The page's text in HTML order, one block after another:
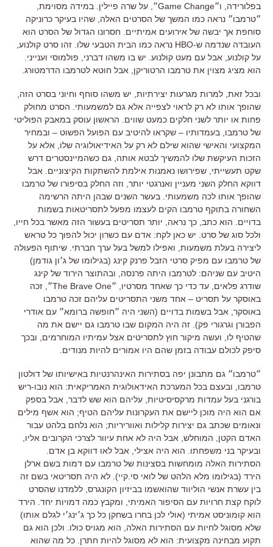
בפלורידה, ו״Game Change״, על שרה פיילין. במידה מסוימת,
״טרמבו״ נראה כמו המשך של הסרטים האלה, שהיו בעיקר כרוניקה
סוחפת אך יבשה של אירועים אמיתיים. חסרונו הגדול של הסרט הוא
העובדה שנדמה ש-HBO נראה כמו הבית הטבעי שלו. זהו סרט קולנוע,
על קולנוע, אבל עם מעט קולנוע. יש בו משהו דברני, פולמוסי וענייני.
הוא מציג מצוין את טרמבו הרטוריקן, אבל חוטא לטרמבו הדרמטורג.
ובכל זאת, למרות מגרעות יצירתיות, יש משהו סוחף וחיוני בסרט הזה,
שהופך אותו לא רק לראוי לצפייה אלא גם למשמעותי. הסרט מחולק
פחות או יותר לשני חלקים כמעט שווים. הראשון עוסק במאבק הפוליטי
של טרמבו, בעמדותיו – שקראו להיטיב עם הפועל הפשוט – ובמחיר
המקצועי והאישי שהוא שילם לא רק על האידיאולוגיה שלו, אלא על
הזכות העיקשת שלו להמשיך לבטא אותה, גם כשהמיינסטרים דרש
שקט תעשייתי, שפירושו נאמנות אילמת להשתקות הקיצוניים. אבל
דווקא החלק השני מעניין ואנרגטי יותר, וזה החלק בסיפורו של טרמבו
שהופך אותו לכה משמעותי. בעשר השנים שבהן היתה הרשימה
השחורה בתוקף טרמבו הקים לעצמו מפעל לתסריטאות בשמות
בדויים. הוא כתב, כך נראה, יותר תסריטים בעשור הזה מאשר בכל חייו,
ולכל סוג של סרט. יש כאן לקח: אדם עם כשרון יכול להפוך כל טראש
ליצירה בעלת משמעות, ואפילו למשל בעל ערך חברתי. שיתוף הפעולה
של טרמבו עם מפיק סרטי הזבל פרנק קינג (בגילומו של ג׳ון גודמן)
היטיב עם שניהם: לטרמבו היתה פרנסה, ובהתוצר הירוד של קינג
שודרג פלאים, עד כדי כך שאחד מסרטיו, ״The Brave One״, זכה
באוסקר על תסריט – אחד משני התסריטים עליהם זכה טרמבו
באוסקר, אבל בשמות בדויים (השני היה ״חופשה ברומא״ עם אודרי
הפבורן וגרגורי פק). זה היה המקום שבו טרמבו גם יישם את מה
שהטיף לו, ועשה מיקור חוץ לתסריטים אצל עמיתיו המוחרמים, ובכך
סיפק לכולם עבודה בזמן שהם היו אמורים להיות מנודים.
״טרמבו״ גם מתבונן יפה בסתירות האינהרנטיות באישיותו של דולטון
טרמבו, ובעצם בכל המערכת האידאולוגית האמריקאית: הוא נובו-ריש
בורגני בעל עמדות מרקסיסיטיות, עליהם הוא שש לדבר, אבל בספק
אם הוא היה מוכן ליישם את העקרונות עליהם הטיף; הוא אשף מילים
ונאומים שכתב גם יצירות קלילות ואווריריות; הוא נלחם בלהט עבור
האדם הקטן, המוחלש, אבל היה לא אחת עיוור לצרכי הקרובים אליו,
ובעיקר בני משפחתו. הוא היה אצילי, אבל לאו דווקא בן אדם.
הסתירות האלה מומחשות בסצינות של טרמבו עם דמות בשם ארלן
הירד (בגילומו מלא הלהט של לואי סי.קיי). לא היה תסריטאי בשם זה
בין עשרת אנשי הוליווד שהואשמו בביזיון הקונגרס, ללמדנו שהסרט
לוקח קצת חרויות עם הסיפור האמיתי, ומקבץ כמה דמויות יחד. הירד
הוא קומוניסט אמיתי (אולי לכן בחרו בשחקן כל כך ג׳ינג׳י לגלם אותו)
שלא מסוגל לחיות עם הסתירות האלה, הוא מגויס כולו. ולכן הוא גם
תקוע מבחינה מקצועית: הוא לא מסוגל להיות חתרן. כל מה שהוא